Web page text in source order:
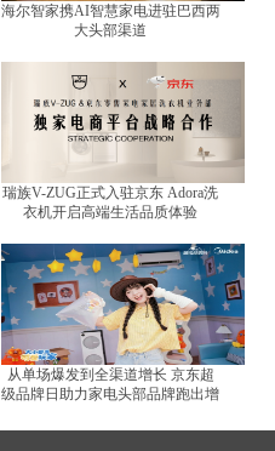
海尔智家携AI智慧家电进驻巴西两
大头部渠道
瑞族V-ZUG正式入驻京东 Adora洗
衣机开启高端生活品质体验
从单场爆发到全渠道增长 京东超
级品牌日助力家电头部品牌跑出增